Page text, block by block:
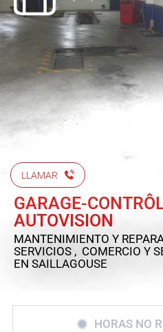
LLAMAR
GARAGE-
AUTOVISION
MANTENIMIENTO Y
SERVICIOS , COMERCIO Y
EN SAILLAGOUSE
HORAS NO